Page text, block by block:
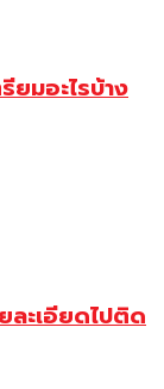
ยมอะไรบ้าง
ละเอียดไปติด